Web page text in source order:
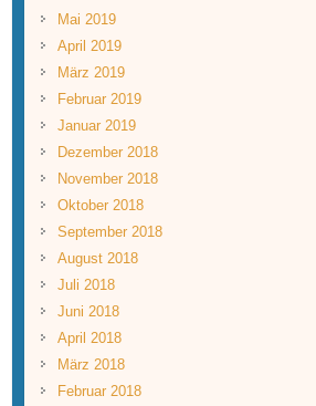
Mai 2019
April 2019
März 2019
Februar 2019
Januar 2019
Dezember 2018
November 2018
Oktober 2018
September 2018
August 2018
Juli 2018
Juni 2018
April 2018
März 2018
Februar 2018